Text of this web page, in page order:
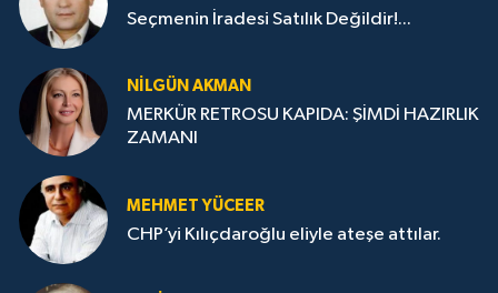
Seçmenin İradesi Satılık Değildir!...
NILGÜN AKMAN
MERKÜR RETROSU KAPIDA: ŞİMDİ HAZIRLIK
ZAMANI
MEHMET YÜCEER
CHP’yi Kılıçdaroğlu eliyle ateşe attılar.